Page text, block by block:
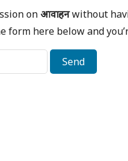
on आवाहनwithout
form here below and